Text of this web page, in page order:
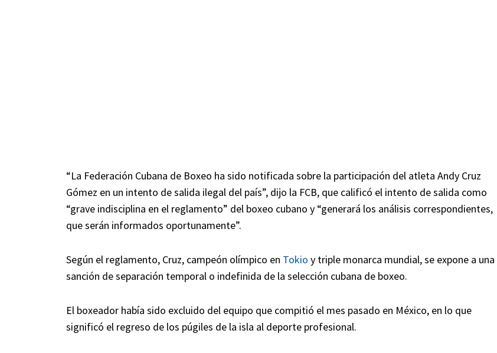
“La Federación Cubana de Boxeo ha sido notificada sobre la participación del atleta Andy Cruz
Gómez en un intento de salida ilegal del país”, dijo la FCB, que calificó el intento de salida como
“grave indisciplina en el reglamento” del boxeo cubano y “generará los análisis correspondientes,
que serán informados oportunamente”.
Según el reglamento, Cruz, campeón olímpico en Tokio y triple monarca mundial, se expone a una
sanción de separación temporal o indefinida de la selección cubana de boxeo.
El boxeador había sido excluido del equipo que compitió el mes pasado en México, en lo que
significó el regreso de los púgiles de la isla al deporte profesional.